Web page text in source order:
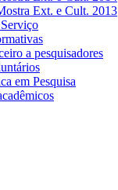
Ext. e Cult. 2013
a pesquisadores
em Pesquisa